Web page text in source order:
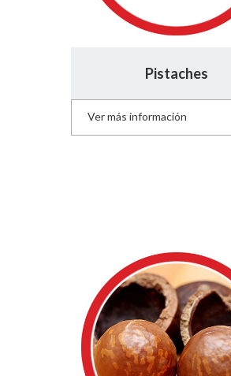
Pistaches
Ver más información